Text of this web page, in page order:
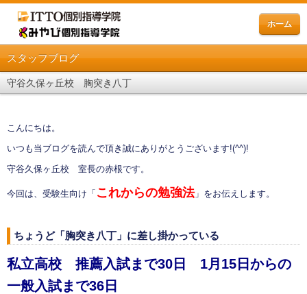
ホーム
スタッフブログ
守谷久保ヶ丘校 胸突き八丁
こんにちは。
いつも当ブログを読んで頂き誠にありがとうございます!(^^)!
守谷久保ヶ丘校 室長の赤根です。
今回は、受験生向け「 これからの勉強法」をお伝えします。
ちょうど「胸突き八丁」に差し掛かっている
私立高校 推薦入試まで30日 1月15日からの
一般入試まで36日